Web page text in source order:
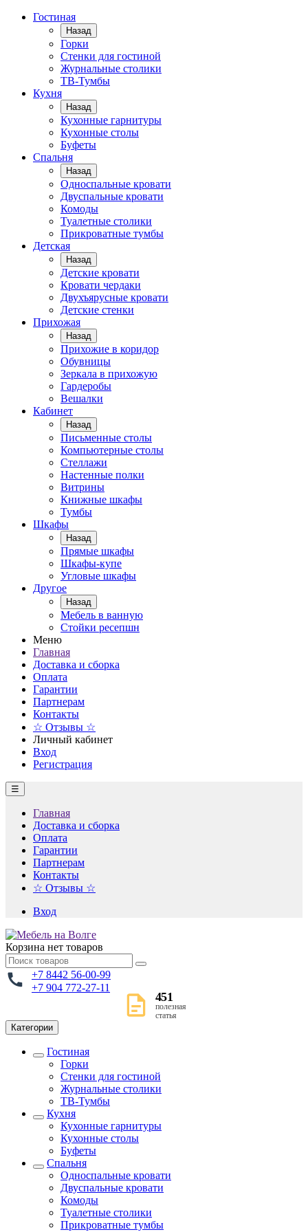
Гостиная
Назад
Горки
Стенки для гостиной
Журнальные столики
TВ-Тумбы
Кухня
Назад
Кухонные гарнитуры
Кухонные столы
Буфеты
Спальня
Назад
Односпальные кровати
Двуспальные кровати
Комоды
Туалетные столики
Прикроватные тумбы
Детская
Назад
Детские кровати
Кровати чердаки
Двухъярусные кровати
Детские стенки
Прихожая
Назад
Прихожие в коридор
Обувницы
Зеркала в прихожую
Гардеробы
Вешалки
Кабинет
Назад
Письменные столы
Компьютерные столы
Стеллажи
Настенные полки
Витрины
Книжные шкафы
Тумбы
Шкафы
Назад
Прямые шкафы
Шкафы-купе
Угловые шкафы
Другое
Назад
Мебель в ванную
Стойки ресепшн
Меню
Главная
Доставка и сборка
Оплата
Гарантии
Партнерам
Контакты
☆ Отзывы ☆
Личный кабинет
Вход
Регистрация
☰
Главная
Доставка и сборка
Оплата
Гарантии
Партнерам
Контакты
☆ Отзывы ☆
Вход
Корзина нет товаров
+7 8442 56-00-99
+7 904 772-27-11
451
полезная
статья
Категории
Гостиная
Горки
Стенки для гостиной
Журнальные столики
TВ-Тумбы
Кухня
Кухонные гарнитуры
Кухонные столы
Буфеты
Спальня
Односпальные кровати
Двуспальные кровати
Комоды
Туалетные столики
Прикроватные тумбы